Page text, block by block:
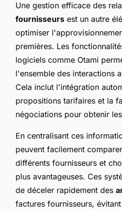
Une gestion efficace des
fournisseurs est un autre
optimiser
premières. Les
logiciels comme Otami
l'ensemble des interactions
Cela inclut l'intégration
propositions tarifaires et la
négociations pour obtenir
En centralisant ces
peuvent facilement
différents fournisseurs et
plus avantageuses. Ces
de déceler rapidement des
factures fournisseurs,